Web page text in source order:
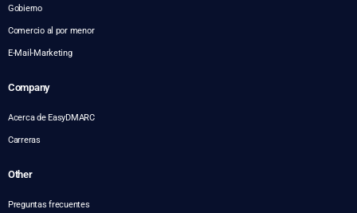
Gobierno
Comercio al por menor
E-Mail-Marketing
Company
Acerca de EasyDMARC
Carreras
Other
Preguntas frecuentes